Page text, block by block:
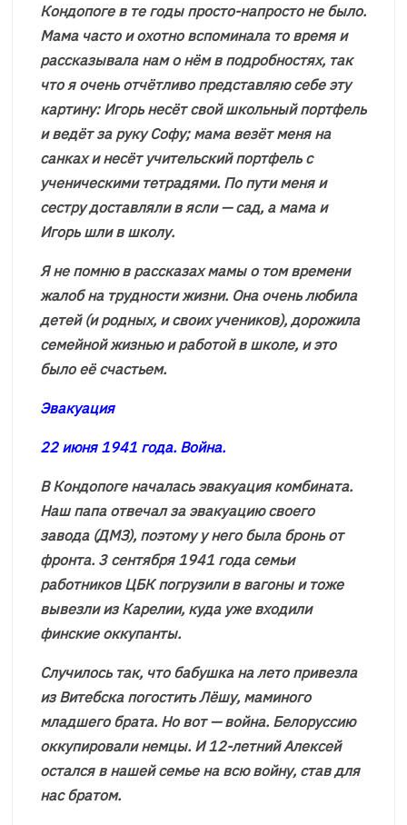
Кондопоге в те годы просто-напросто не было.
Мама часто и охотно вспоминала то время и
рассказывала нам о нём в подробностях, так
что я очень отчётливо представляю себе эту
картину: Игорь несёт свой школьный портфель
и ведёт за руку Софу; мама везёт меня на
санках и несёт учительский портфель с
ученическими тетрадями. По пути меня и
сестру доставляли в ясли — сад, а мама и
Игорь шли в школу.
Я не помню в рассказах мамы о том времени
жалоб на трудности жизни. Она очень любила
детей (и родных, и своих учеников), дорожила
семейной жизнью и работой в школе, и это
было её счастьем.
Эвакуация
22 июня 1941 года. Война.
В Кондопоге началась эвакуация комбината.
Наш папа отвечал за эвакуацию своего
завода (ДМЗ), поэтому у него была бронь от
фронта. 3 сентября 1941 года семьи
работников ЦБК погрузили в вагоны и тоже
вывезли из Карелии, куда уже входили
финские оккупанты.
Случилось так, что бабушка на лето привезла
из Витебска погостить Лёшу, маминого
младшего брата. Но вот — война. Белоруссию
оккупировали немцы. И 12-летний Алексей
остался в нашей семье на всю войну, став для
нас братом.